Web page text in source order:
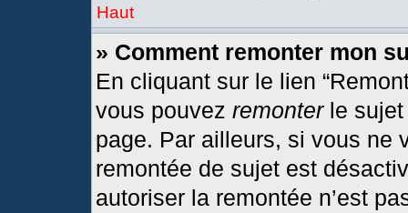
Haut
» Comment remonter mon
En cliquant sur le lien
vous pouvez remonterle sujet
page. Par ailleurs, si vous ne
remontée de sujet est
autoriser la remontée n’est